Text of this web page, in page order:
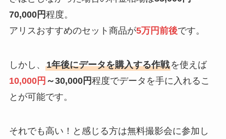
70,000円程度。
アリスおすすめのセット商品が5万円前後です。
しかし、 1年後にデータを購入する作戦を使えば
10,000円 ～30,000円程度でデータを手に入れるこ
とが可能です。
それでも高い！と感じる方は無料撮影会に参加し